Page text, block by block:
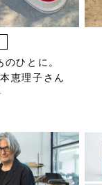
ひとに。
恵理子さん